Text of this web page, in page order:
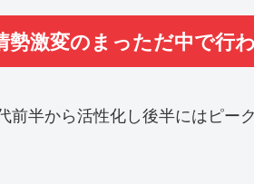
勢激変のまっただ中で行
前半から活性化し後半にはピー